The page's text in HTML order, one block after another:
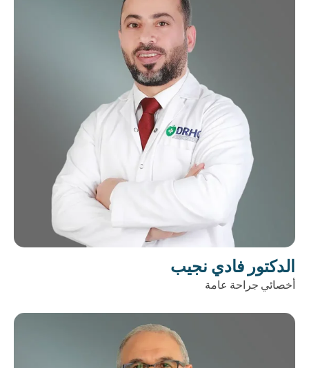
الدكتور فادي نجيب
أخصائي جراحة عامة